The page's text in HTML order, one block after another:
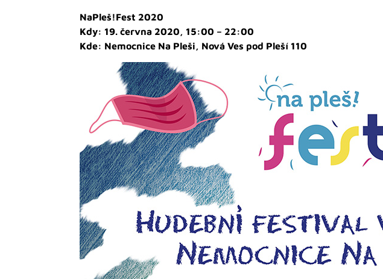
NaPleš!Fest 2020
Kdy: 19. června 2020, 15:00 – 22:00
Kde: Nemocnice Na Pleši, Nová Ves pod Pleší 110